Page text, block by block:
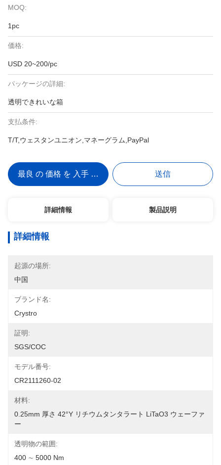
MOQ:
1pc
価格:
USD 20~200/pc
パッケージの詳細:
透明できれいな箱
支払条件:
T/T,ウェスタンユニオン,マネーグラム,PayPal
最良 の 価格 を 入手 する 送信
詳細情報 製品説明
詳細情報
起源の場所:
中国
ブランド名:
Crystro
証明:
SGS/COC
モデル番号:
CR2111260-02
材料:
0.25mm 厚さ 42°Y リチウムタンタラート LiTaO3 ウェーファ
ー
透明物の範囲:
400 ∼ 5000 Nm